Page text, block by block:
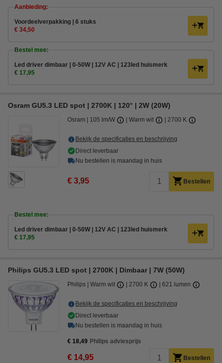
Aanbieding:
Voordeelverpakking | 6 stuks
€ 34,50
Bestel mee:
Led driver dimbaar | 0-50W | 12V AC | 123led huismerk
€ 17,95
Osram GU5.3 LED spot | 2700K | 120° | 2W (20W)
Osram 105 lm/W Warm wit 2700 K
Bekijk de specificaties en beschrijving
Direct leverbaar
Nu bestellen is maandag in huis
€ 3,95 Bestellen
Bestel mee:
Led driver dimbaar | 0-50W | 12V AC | 123led huismerk
€ 17,95
Philips GU5.3 LED spot | 2700K | Dimbaar | 7W (50W)
Philips Warm wit 2700 K 621 lumen
Bekijk de specificaties en beschrijving
Direct leverbaar
Nu bestellen is maandag in huis
€ 18,49 Philips adviesprijs
€ 14,95 Bestellen